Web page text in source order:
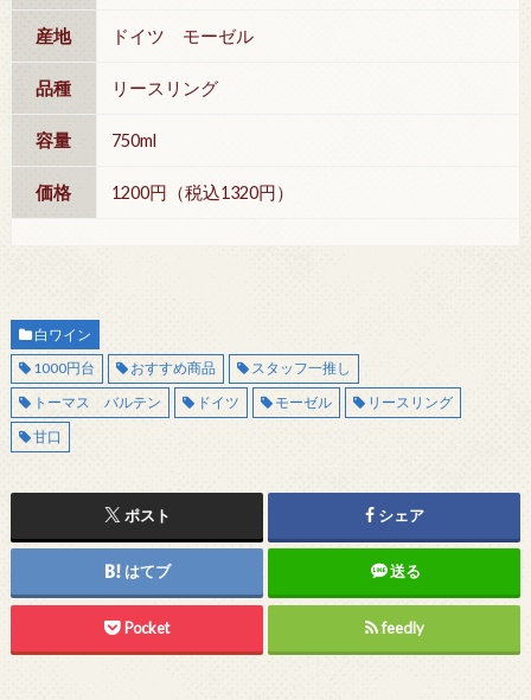
産地 ドイツ モーゼル
品種 リースリング
容量 750ml
価格 1200円（税込1320円）
白ワイン
1000円台
おすすめ商品
スタッフ一推し
トーマス バルテン
ドイツ モーゼル
リースリング
甘口
ポスト シェア
はてブ 送る
Pocket feedly